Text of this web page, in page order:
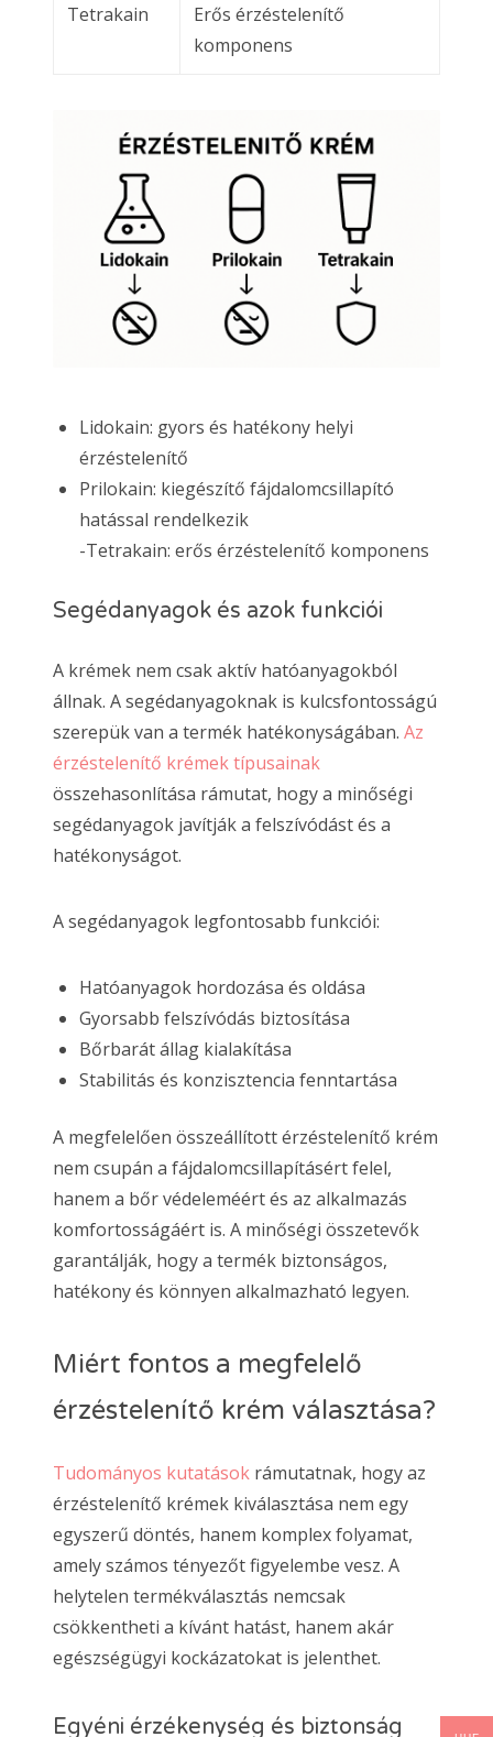
Tetrakain
Erős érzéstelenítő
komponens
Lidokain: gyors és hatékony helyi
érzéstelenítő
Prilokain: kiegészítő fájdalomcsillapító
hatással rendelkezik
-Tetrakain: erős érzéstelenítő komponens
Segédanyagok és azok funkciói
A krémek nem csak aktív hatóanyagokból
állnak. A segédanyagoknak is kulcsfontosságú
szerepük van a termék hatékonyságában. Az
érzéstelenítő krémek típusainak
összehasonlítása rámutat, hogy a minőségi
segédanyagok javítják a felszívódást és a
hatékonyságot.
A segédanyagok legfontosabb funkciói:
Hatóanyagok hordozása és oldása
Gyorsabb felszívódás biztosítása
Bőrbarát állag kialakítása
Stabilitás és konzisztencia fenntartása
A megfelelően összeállított érzéstelenítő krém
nem csupán a fájdalomcsillapításért felel,
hanem a bőr védeleméért és az alkalmazás
komfortosságáért is. A minőségi összetevők
garantálják, hogy a termék biztonságos,
hatékony és könnyen alkalmazható legyen.
Miért fontos a megfelelő
érzéstelenítő krém választása?
Tudományos kutatások rámutatnak, hogy az
érzéstelenítő krémek kiválasztása nem egy
egyszerű döntés, hanem komplex folyamat,
amely számos tényezőt figyelembe vesz. A
helytelen termékválasztás nemcsak
csökkentheti a kívánt hatást, hanem akár
egészségügyi kockázatokat is jelenthet.
Egyéni érzékenység és biztonság